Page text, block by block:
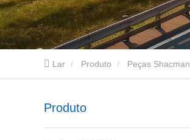
Lar Produto Peças Shacman
Produto